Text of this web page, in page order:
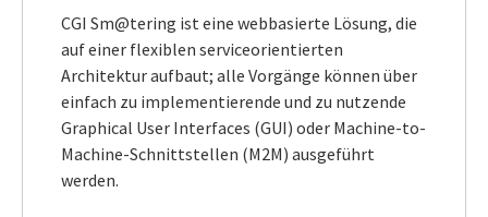
CGI Sm@tering ist eine webbasierte Lösung, die
auf einer flexiblen serviceorientierten
Architektur aufbaut; alle Vorgänge können über
einfach zu implementierende und zu nutzende
Graphical User Interfaces (GUI) oder Machine-to-
Machine-Schnittstellen (M2M) ausgeführt
werden.